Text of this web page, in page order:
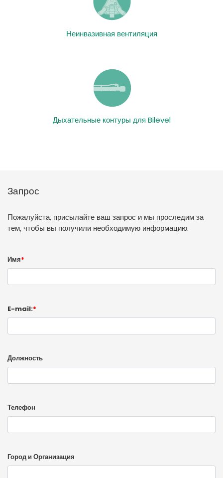
Неинвазивная вентиляция
Дыхательные контуры для Bilevel
Запрос
Пожалуйста, присылайте ваш запрос и мы проследим за
тем, чтобы вы получили необходимую информацию.
Имя*
E-mail:*
Должность
Телефон
Город и Организация